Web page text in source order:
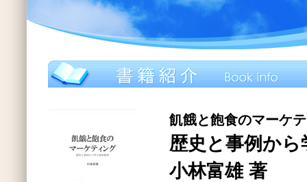
飢餓と飽食のマーケ
歴史と事例から
小林富雄 著